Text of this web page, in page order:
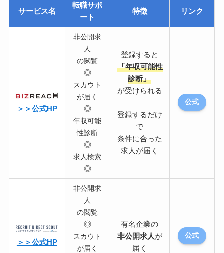
サービス名
転職サポ
ート
特徴 リンク
＞＞公式HP
非公開求
人
の閲覧
◎
スカウト
が届く
◎
年収可能
性診断
◎
求人検索
◎
登録すると
「年収可能性
診断」
が受けられる
登録するだけ
で
条件に合った
求人が届く
公式
＞＞公式HP
非公開求
人
の閲覧
◎
スカウト
が届く
有名企業の
非公開求人が
届く
公式